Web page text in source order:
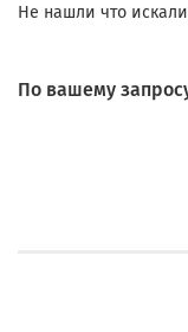
Не нашли что
По вашему